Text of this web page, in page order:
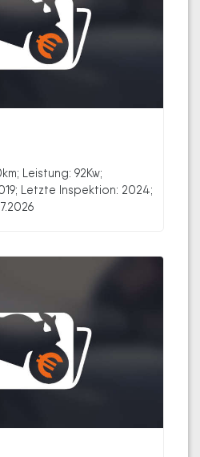
Leistung: 92Kw;
Letzte Inspektion: 2024;